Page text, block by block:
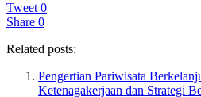
Tweet 0
Share 0
Related posts:
Pengertian Pariwisata
Ketenagakerjaan dan Strategi